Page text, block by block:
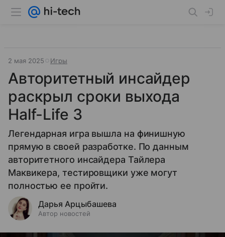
2 мая 2025 Игры
Авторитетный инсайдер
раскрыл сроки выхода
Half-Life 3
Легендарная игра вышла на финишную
прямую в своей разработке. По данным
авторитетного инсайдера Тайлера
Маквикера, тестировщики уже могут
полностью ее пройти.
Дарья Арцыбашева
Автор новостей